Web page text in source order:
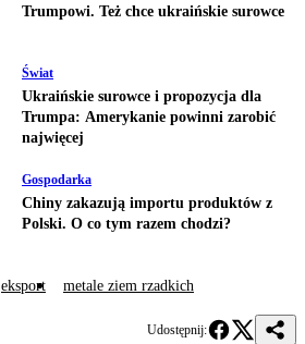
Trumpowi. Też chce ukraińskie surowce
Świat
Ukraińskie surowce i propozycja dla
Trumpa: Amerykanie powinni zarobić
najwięcej
Gospodarka
Chiny zakazują importu produktów z
Polski. O co tym razem chodzi?
eksport metale ziem rzadkich
Udostępnij: